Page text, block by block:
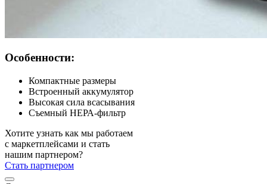
Особенности:
Компактные размеры
Встроенный аккумулятор
Высокая сила всасывания
Съемный НЕРА-фильтр
Хотите узнать как мы работаем
с маркетплейсами и стать
нашим партнером?
Стать партнером